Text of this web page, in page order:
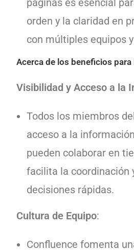
páginas es esencial
orden y la claridad en
con múltiples equipos
Acerca de los beneficios para
Visibilidad y Acceso a la
Todos los miembros
acceso a la
pueden colaborar en
facilita la coordinación
decisiones rápidas.
Cultura de Equipo:
Confluence fomenta